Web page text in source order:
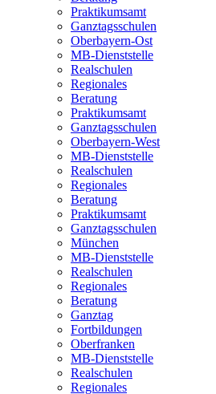
Praktikumsamt
Ganztagsschulen
Oberbayern-Ost
MB-Dienststelle
Realschulen
Regionales
Beratung
Praktikumsamt
Ganztagsschulen
Oberbayern-West
MB-Dienststelle
Realschulen
Regionales
Beratung
Praktikumsamt
Ganztagsschulen
München
MB-Dienststelle
Realschulen
Regionales
Beratung
Ganztag
Fortbildungen
Oberfranken
MB-Dienststelle
Realschulen
Regionales